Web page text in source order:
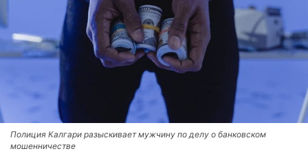
Полиция Калгари разыскивает мужчину по делу о банковском
мошенничестве